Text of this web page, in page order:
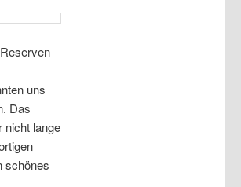
uns
Das
nicht lange
schönes